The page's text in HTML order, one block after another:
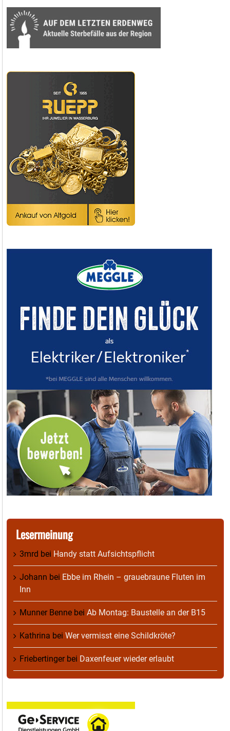
Lesermeinung
3mrd bei Handy statt Aufsichtspflicht
Johann bei Ebbe im Rhein – grauebraune Fluten im
Inn
Munner Benne bei Ab Montag: Baustelle an der B15
Kathrina bei Wer vermisst eine Schildkröte?
Friebertingerbei Daxenfeuer wieder erlaubt